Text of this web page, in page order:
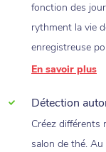
fonction des
rythment la vie
enregistreuse
En savoir plus
Détection
Créez différents
salon de thé.